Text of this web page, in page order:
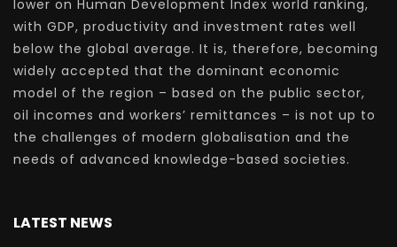
lower on Human Development Index world ranking,
with GDP, productivity and investment rates well
below the global average. It is, therefore, becoming
widely accepted that the dominant economic
model of the region – based on the public sector,
oil incomes and workers’ remittances – is not up to
the challenges of modern globalisation and the
needs of advanced knowledge-based societies.
LATEST NEWS